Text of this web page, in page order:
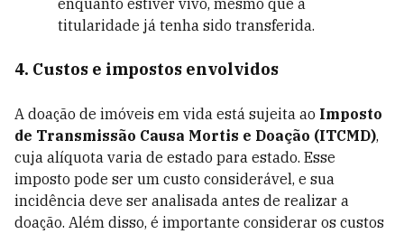
enquanto estiver vivo, mesmo que a
titularidade já tenha sido transferida.
4. Custos e impostos envolvidos
A doação de imóveis em vida está sujeita ao Imposto
de Transmissão Causa Mortis e Doação (ITCMD),
cuja alíquota varia de estado para estado. Esse
imposto pode ser um custo considerável, e sua
incidência deve ser analisada antes de realizar a
doação. Além disso, é importante considerar os custos